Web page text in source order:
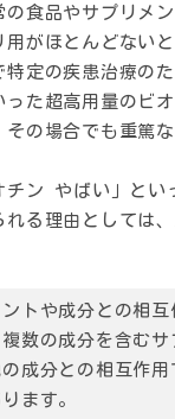
の食品やサプリメ
用がほとんどない
特定の疾患治療の
った超高用量のビ
その場合でも重篤
チン やばい」とい
れる理由としては
トや成分との相互
数の成分を含む
成分との相互作
ます。